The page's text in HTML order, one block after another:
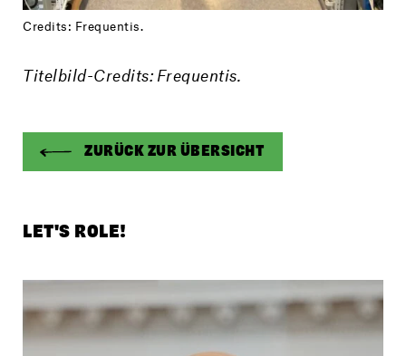
Credits: Frequentis.
Titelbild-Credits: Frequentis.
ZURÜCK ZUR ÜBERSICHT
LET'S ROLE!